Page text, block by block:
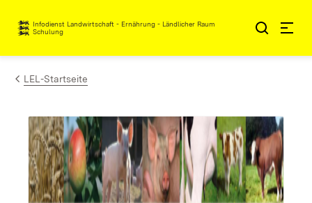
Zum Inhalt springen
Infodienst Landwirtschaft - Ernährung - Ländlicher Raum
Schulung
LEL-Startseite